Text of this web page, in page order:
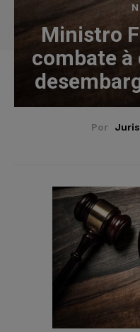
Ministro
combate
Por